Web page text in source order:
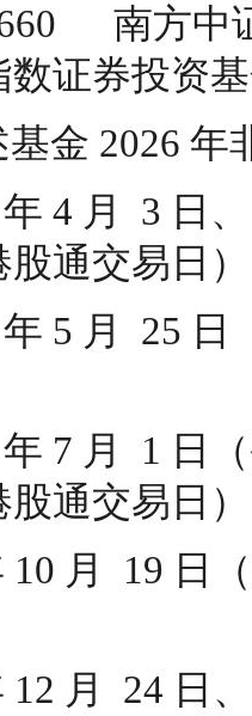
南方
数证券投资
上述基金
通交易日）
通交易日）